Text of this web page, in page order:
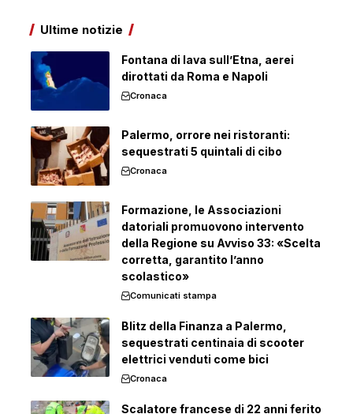
Ultime notizie
Fontana di lava sull’Etna, aerei
dirottati da Roma e Napoli
Cronaca
Palermo, orrore nei ristoranti:
sequestrati 5 quintali di cibo
Cronaca
Formazione, le Associazioni
datoriali promuovono intervento
della Regione su Avviso 33: «Scelta
corretta, garantito l’anno
scolastico»
Comunicati stampa
Blitz della Finanza a Palermo,
sequestrati centinaia di scooter
elettrici venduti come bici
Cronaca
Scalatore francese di 22 anni ferito